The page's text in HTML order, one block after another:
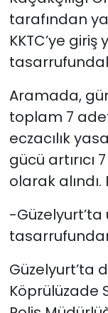
tarafından
KKTC’ye giriş
Aramada,
toplam 7
eczacılık
gücü
olarak alındı.
-
Güzelyurt’ta
Köprülüzade